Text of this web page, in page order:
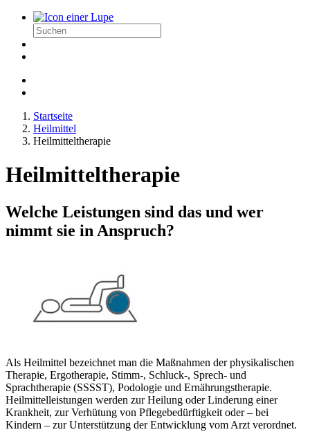
Startseite
Heilmittel
Heilmitteltherapie
Heilmitteltherapie
Welche Leistungen sind das und wer
nimmt sie in Anspruch?
Als Heilmittel bezeichnet man die Maßnahmen der physikalischen
Therapie, Ergotherapie, Stimm-, Schluck-, Sprech- und
Sprachtherapie (SSSST), Podologie und Ernährungstherapie.
Heilmittelleistungen werden zur Heilung oder Linderung einer
Krankheit, zur Verhütung von Pflegebedürftigkeit oder – bei
Kindern – zur Unterstützung der Entwicklung vom Arzt verordnet.